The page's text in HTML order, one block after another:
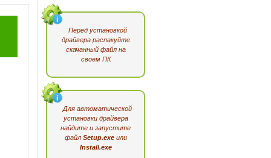
Перед установкой
драйвера распакуйте
скачанный файл на
своем ПК
Для автоматической
установки драйвера
найдите и запустите
файл Setup.exeили
Install.exe